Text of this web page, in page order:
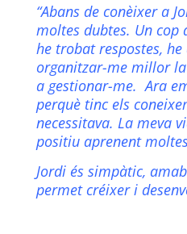
“Abans de conèixer a
moltes dubtes. Un
he trobat respostes, he
organitzar-me millor
a gestionar-me. Ara
perquè tinc els
necessitava. La meva
positiu aprenent
Jordi és simpàtic,
permet créixer i